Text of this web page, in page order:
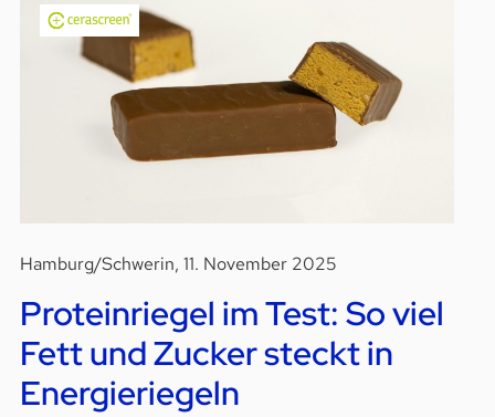
Hamburg/Schwerin, 11. November 2025
Proteinriegel im Test: So viel
Fett und Zucker steckt in
Energieriegeln